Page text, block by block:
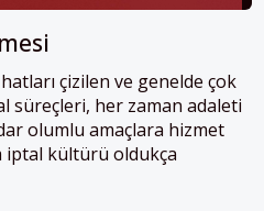
çizilen ve genelde çok
süreçleri, her zaman adaleti
olumlu amaçlara hizmet
iptal kültürü oldukça